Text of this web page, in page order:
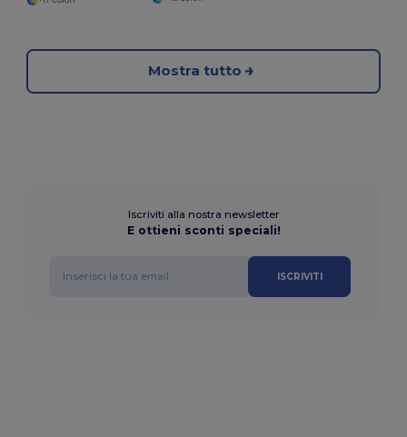
Mostra tutto
Iscriviti alla nostra newsletter
E ottieni sconti speciali!
ISCRIVITI